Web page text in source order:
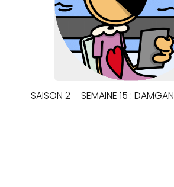
SAISON 2 – SEMAINE 15 : DAMGAN